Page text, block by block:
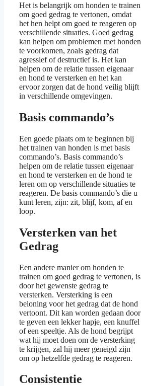
Het is belangrijk om honden te trainen
om goed gedrag te vertonen, omdat
het hen helpt om goed te reageren op
verschillende situaties. Goed gedrag
kan helpen om problemen met honden
te voorkomen, zoals gedrag dat
agressief of destructief is. Het kan
helpen om de relatie tussen eigenaar
en hond te versterken en het kan
ervoor zorgen dat de hond veilig blijft
in verschillende omgevingen.
Basis commando’s
Een goede plaats om te beginnen bij
het trainen van honden is met basis
commando’s. Basis commando’s
helpen om de relatie tussen eigenaar
en hond te versterken en de hond te
leren om op verschillende situaties te
reageren. De basis commando’s die u
kunt leren, zijn: zit, blijf, kom, af en
loop.
Versterken van het
Gedrag
Een andere manier om honden te
trainen om goed gedrag te vertonen, is
door het gewenste gedrag te
versterken. Versterking is een
beloning voor het gedrag dat de hond
vertoont. Dit kan worden gedaan door
te geven een lekker hapje, een knuffel
of een speeltje. Als de hond begrijpt
wat hij moet doen om de versterking
te krijgen, zal hij meer geneigd zijn
om op hetzelfde gedrag te reageren.
Consistentie